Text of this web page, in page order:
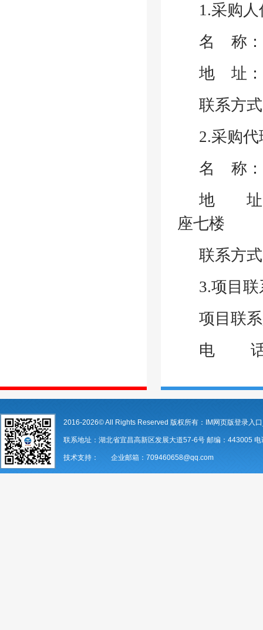
1.采购
名
称
地
址
联系方
2.采购
名
称
地 址：
座七楼
联系方
3.项目
项目联
电
2016-2026© All Rights Reserved 版权所有：IM网页版登录入
联系地址：湖北省宜昌高新区发展大道57-6号 邮编：443005
技术支持： 企业邮箱：709460658@qq.com